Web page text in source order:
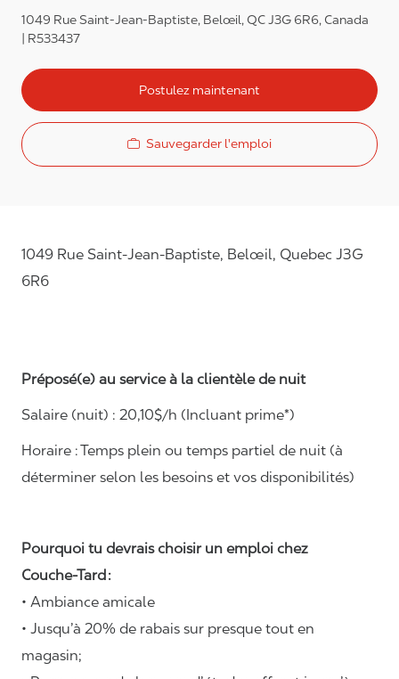
1049 Rue Saint-Jean-Baptiste, Belœil, QC J3G 6R6, Canada
R533437
Postulez maintenant
Sauvegarder l'emploi
1049 Rue Saint-Jean-Baptiste, Belœil, Quebec J3G
6R6
Préposé(e) au service à la clientèle de nuit
Salaire (nuit) : 20,10$/h (Incluant prime*)
Horaire :Temps plein ou temps partiel de nuit (à
déterminer selon les besoins et vos disponibilités)
Pourquoi tu devrais choisir un emploi chez
Couche-Tard :
• Ambiance amicale
• Jusqu’à 20% de rabais sur presque tout en
magasin;